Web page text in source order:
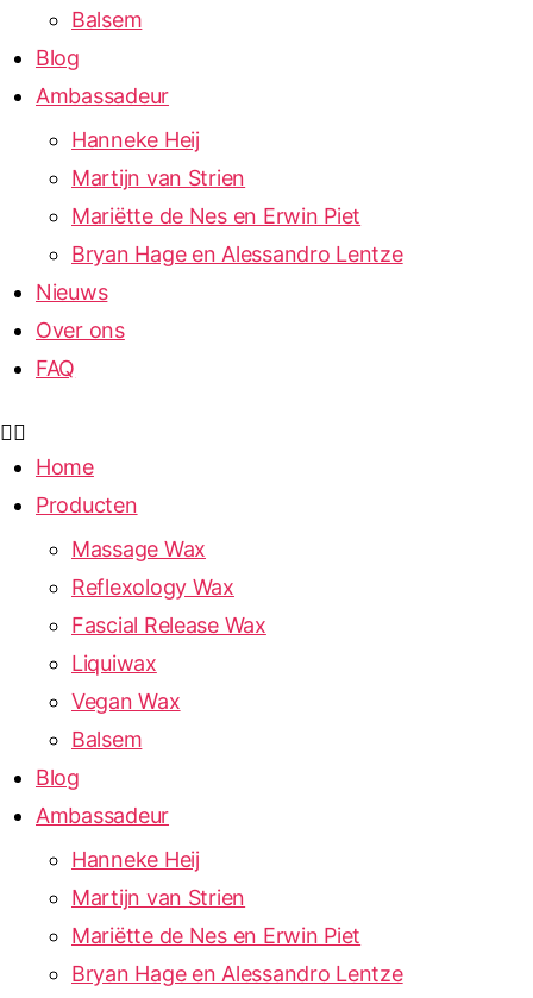
Balsem
Blog
Ambassadeur
Hanneke Heij
Martijn van Strien
Mariëtte de Nes en Erwin Piet
Bryan Hage en Alessandro Lentze
Nieuws
Over ons
FAQ
Home
Producten
Massage Wax
Reflexology Wax
Fascial Release Wax
Liquiwax
Vegan Wax
Balsem
Blog
Ambassadeur
Hanneke Heij
Martijn van Strien
Mariëtte de Nes en Erwin Piet
Bryan Hage en Alessandro Lentze